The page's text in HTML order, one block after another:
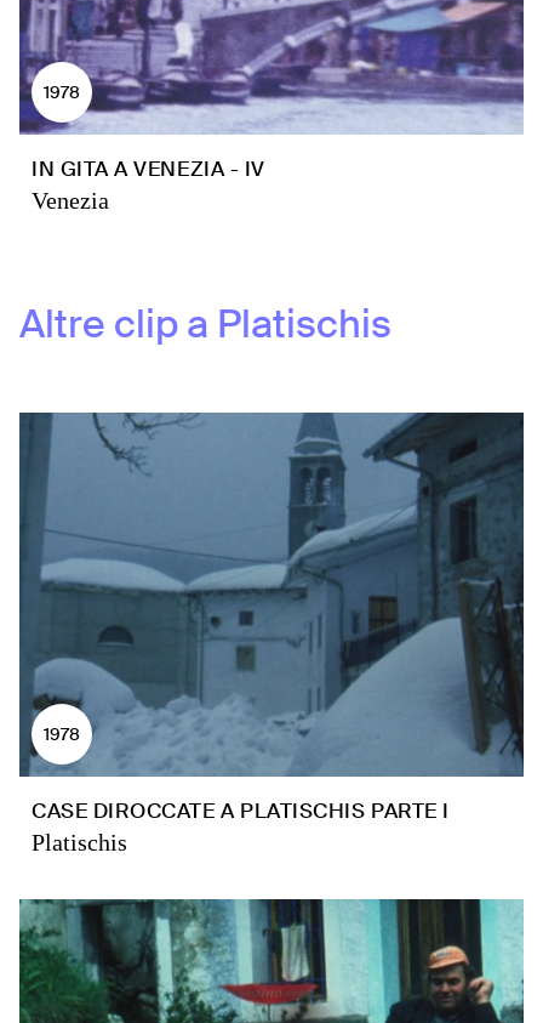
1978
IN GITA A VENEZIA - IV
Venezia
Altre clip a Platischis
1978
CASE DIROCCATE A PLATISCHIS PARTE I
Platischis